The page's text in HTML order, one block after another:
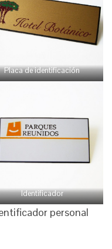
Placa de identificación
Identificador